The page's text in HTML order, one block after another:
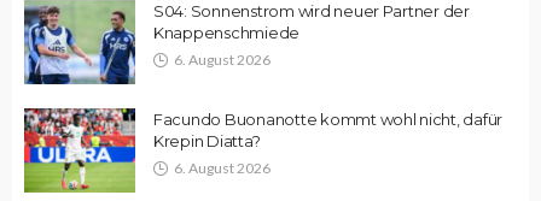
S04: Sonnenstrom wird neuer Partner der
Knappenschmiede
6. August 2026
Facundo Buonanotte kommt wohl nicht, dafür
Krepin Diatta?
6. August 2026